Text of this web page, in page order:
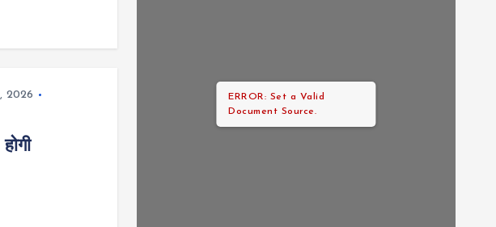
2026
ERROR: Set a Valid
Document Source.